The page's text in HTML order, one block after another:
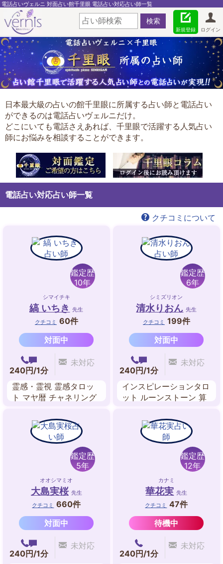
電話占いヴェルニ 対面占い館千里眼 電話占い対応占い師一覧
ログイン
新規登録
日本最大級の占いの館千里眼に所属する占い師と電話占い
ができるのは電話占いヴェルニだけ。
どこにいても電話さえあれば、千里眼で活躍する人気占い
師にお悩みを相談することができます。
電話占い対応占い師一覧
クチコミについて
鑑定歴
10年
シマイチキ
縞 いちき 先生
クチコミ 60件
対面中
240円/1分
未対応
霊感・霊視 霊感タロッ
ト マヤ暦 チャネリング
グ 数秘術 まなゆい
鑑定歴
6年
シミズリオン
清水りおん 先生
クチコミ 199件
対面中
240円/1分
未対応
インスピレーションタロ
ット ルーンストーン 算
縁結び 縁切り 数秘術 オ
ーラリーディング
鑑定歴
5年
オオシマミオ
大島実桜 先生
クチコミ
660件
対面中
240円/1分
未対応
鑑定歴
12年
カナミ
華花実 先生
クチコミ
47件
待機中
240円/1分
未対応